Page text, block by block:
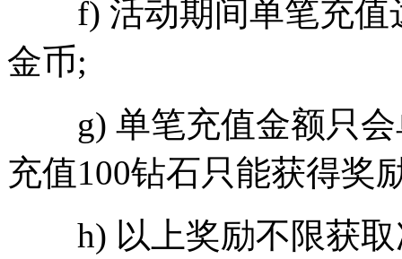
f) 活动期间单笔充值
金币;
g) 单笔充值金额只会
充值100钻石只能获得奖
h) 以上奖励不限获取